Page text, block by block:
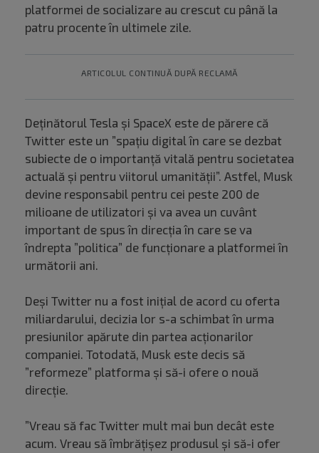
platformei de socializare au crescut cu până la
patru procente în ultimele zile.
ARTICOLUL CONTINUĂ DUPĂ RECLAMĂ
Deținătorul Tesla și SpaceX este de părere că
Twitter este un ”spațiu digital în care se dezbat
subiecte de o importanță vitală pentru societatea
actuală și pentru viitorul umanității”. Astfel, Musk
devine responsabil pentru cei peste 200 de
milioane de utilizatori și va avea un cuvânt
important de spus în direcția în care se va
îndrepta ”politica” de funcționare a platformei în
următorii ani.
Deși Twitter nu a fost inițial de acord cu oferta
miliardarului, decizia lor s-a schimbat în urma
presiunilor apărute din partea acționarilor
companiei. Totodată, Musk este decis să
”reformeze” platforma și să-i ofere o nouă
direcție.
”Vreau să fac Twitter mult mai bun decât este
acum. Vreau să îmbrățișez produsul și să-i ofer